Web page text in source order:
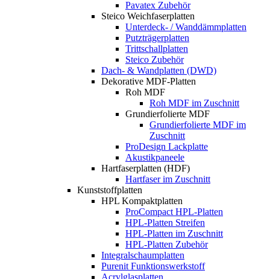
Pavatex Zubehör
Steico Weichfaserplatten
Unterdeck- / Wanddämmplatten
Putzträgerplatten
Trittschallplatten
Steico Zubehör
Dach- & Wandplatten (DWD)
Dekorative MDF-Platten
Roh MDF
Roh MDF im Zuschnitt
Grundierfolierte MDF
Grundierfolierte MDF im
Zuschnitt
ProDesign Lackplatte
Akustikpaneele
Hartfaserplatten (HDF)
Hartfaser im Zuschnitt
Kunststoffplatten
HPL Kompaktplatten
ProCompact HPL-Platten
HPL-Platten Streifen
HPL-Platten im Zuschnitt
HPL-Platten Zubehör
Integralschaumplatten
Purenit Funktionswerkstoff
Acrylglasplatten